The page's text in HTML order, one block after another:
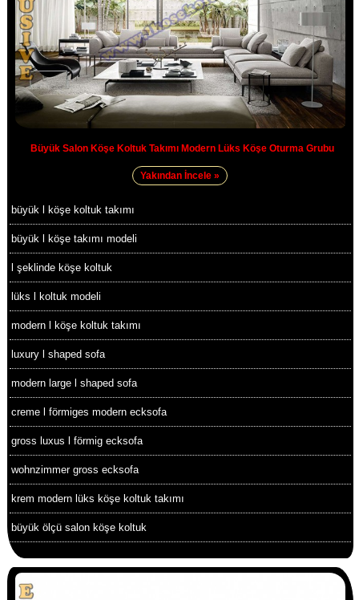
Büyük Salon Köşe Koltuk Takımı Modern Lüks Köşe Oturma Grubu
Yakından İncele »
büyük l köşe koltuk takımı
büyük l köşe takımı modeli
l şeklinde köşe koltuk
lüks l koltuk modeli
modern l köşe koltuk takımı
luxury l shaped sofa
modern large l shaped sofa
creme l förmiges modern ecksofa
gross luxus l förmig ecksofa
wohnzimmer gross ecksofa
krem modern lüks köşe koltuk takımı
büyük ölçü salon köşe koltuk